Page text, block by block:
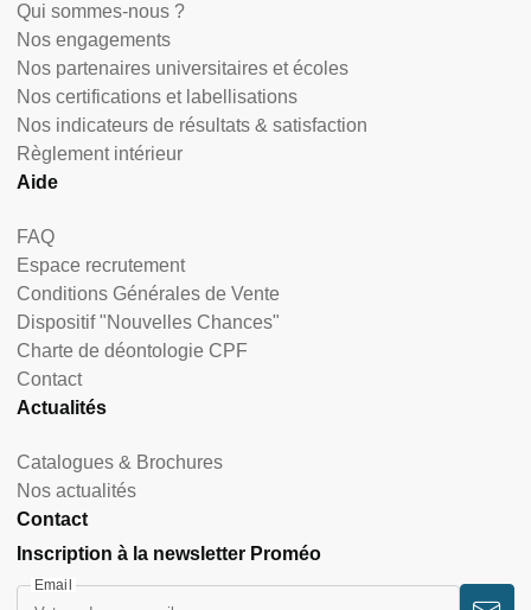
Qui sommes-nous ?
Nos engagements
Nos partenaires universitaires et écoles
Nos certifications et labellisations
Nos indicateurs de résultats & satisfaction
Règlement intérieur
Aide
FAQ
Espace recrutement
Conditions Générales de Vente
Dispositif "Nouvelles Chances"
Charte de déontologie CPF
Contact
Actualités
Catalogues & Brochures
Nos actualités
Contact
Inscription à la newsletter Proméo
Email